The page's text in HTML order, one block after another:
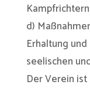
Kampfrichtern
d)
Erhaltung
seelischen
Der Verein